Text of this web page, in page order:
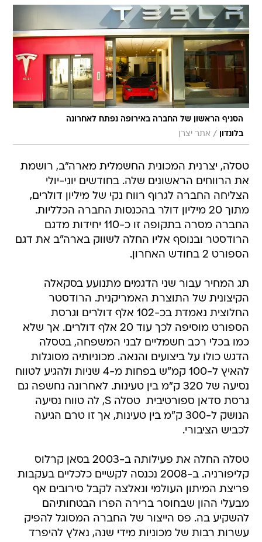
הסניף הראשון של החברה באירופה נפתח לאחרונה
בלונדון
/ אתר יצרן
טסלה, יצרנית המכונית החשמלית מארה"ב, רושמת
את הרווחים הראשונים שלה. בחודשים יוני-יולי
הצליחה החברה לגרוף רווח נקי של מיליון דולרים,
מתוך 20 מיליון דולר בהכנסות החברה הכלליות.
החברה מסרה בתקופה זו כ-110 יחידות מדגם
הרודסטר ובנוסף אליו החלה לשווק בארה"ב את דגם
הספורט 2 בחודש האחרון.
תג המחיר עבור שני הדגמים מתנועע בסקאלה
הקיצונית של התוצרת האמריקנית. הרודסטר
החלוצית נאמדת בכ-102 אלף דולרים וגרסת
הספורט מוסיפה לכך עוד 20 אלף דולרים. אך שלא
כמו בכלי רכב חשמליים לבני המשפחה, בטסלה
הדגש כולו על ביצועים והנאה. מכוניותיה מסוגלות
להאיץ ל-100 קמ"ש בפחות מ-4 שניות ולהגיע לטווח
נסיעה של 320 ק"מ בין טעינות. לאחרונה נחשפה גם
גרסת סדאן ספורטיבית  טסלה S, לה טווח נסיעה
הנושק ל-300 ק"מ בין טעינות, אך זו טרם הגיעה
לכביש הציבורי.
טסלה החלה את פעילותה ב-2003 בסאן קרלוס
קליפורניה. ב-2008 נכנסה לקשיים כלכליים בעקבות
פריצת המיתון העולמי ונאלצה לקבל סירובים אף
מבעלי ההון שבחוסר ברירה הפרו הבטחותיהם
להשקיע בה. פס הייצור של החברה המסוגל להפיק
עשרות רבות של מכוניות מידי שנה, נאלץ להיפרד